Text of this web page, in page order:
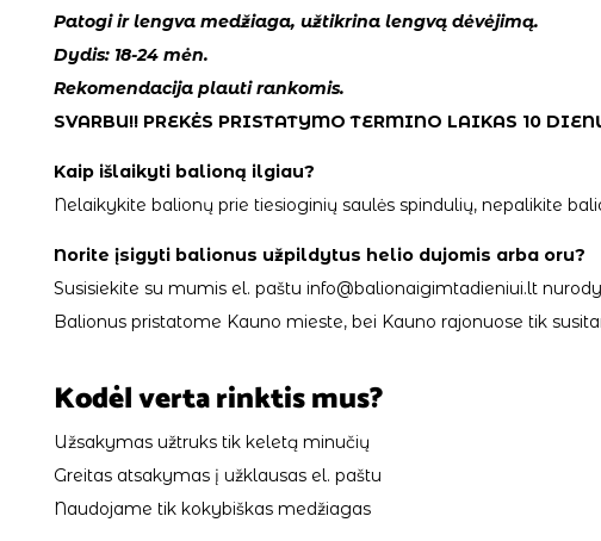
Patogi ir lengva medžiaga, užtikrina lengvą dėvėjimą.
Dydis: 18-24 mėn.
Rekomendacija plauti rankomis.
SVARBU!! PREKĖS PRISTATYMO TERMINO LAIKAS 10
Kaip išlaikyti balioną ilgiau?
Nelaikykite balionų prie tiesioginių saulės spindulių, nepalikite
Norite įsigyti balionus užpildytus helio dujomis arba oru?
Susisiekite su mumis el. paštu info@balionaigimtadieniui.lt
Balionus pristatome Kauno mieste, bei Kauno rajonuose tik
Kodėl verta rinktis mus?
Užsakymas užtruks tik keletą minučių
Greitas atsakymas į užklausas el. paštu
Naudojame tik kokybiškas medžiagas